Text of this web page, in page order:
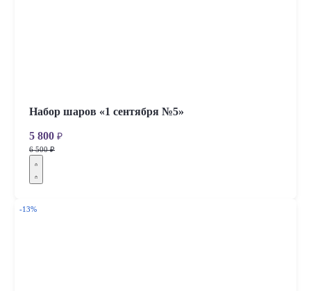
Набор шаров «1 сентября №5»
5 800 ₽
6 500 ₽
-13%